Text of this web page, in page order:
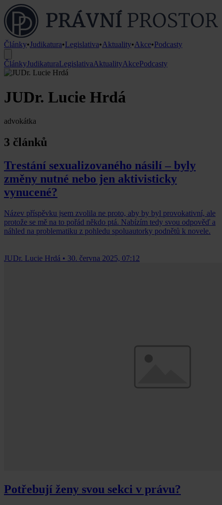
Články•Judikatura•Legislativa•Aktuality•Akce•Podcasty
ČlánkyJudikaturaLegislativaAktualityAkcePodcasty
JUDr. Lucie Hrdá
advokátka
3 článků
Trestání sexualizovaného násilí – byly
změny nutné nebo jen aktivisticky
vynucené?
Název příspěvku jsem zvolila ne proto, aby by byl provokativní, ale
protože se mě na to pořád někdo ptá. Nabízím tedy svou odpověď a
náhled na problematiku z pohledu spoluautorky podnětů k novele.
JUDr. Lucie Hrdá • 30. června 2025, 07:12
Potřebují ženy svou sekci v právu?